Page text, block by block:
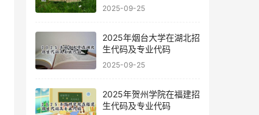
位次
2025-09-25
2025年烟台大学在湖北招
生代码及专业代码
2025-09-25
2025年贺州学院在福建招
生代码及专业代码